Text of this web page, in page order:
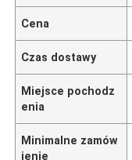
Cena
Czas dostawy
Miejsce pochodz
enia
Minimalne zamów
ienie